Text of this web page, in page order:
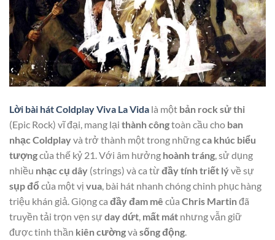
Lời bài hát Coldplay Viva La Vida là một bản rock sử thi
(Epic Rock) vĩ đại, mang lại thành côngtoàn cầu cho ban
nhạc Coldplayvà trở thành một trong nhữngca khúc biểu
tượngcủa thế kỷ 21. Với âm hưởng hoành tráng , sử dụng
nhiều nhạc cụ dây (strings) và ca từđầy tính triết lývề sự
sụp đổ của một vị vua , bài hát nhanh chóng chinh phục hàng
triệu khán giả. Giọng ca đầy đam mê của Chris Martinđã
truyền tải trọn vẹn sựday dứt mất mát nhưng vẫn giữ
được tinh thần kiên cườngvà sống động